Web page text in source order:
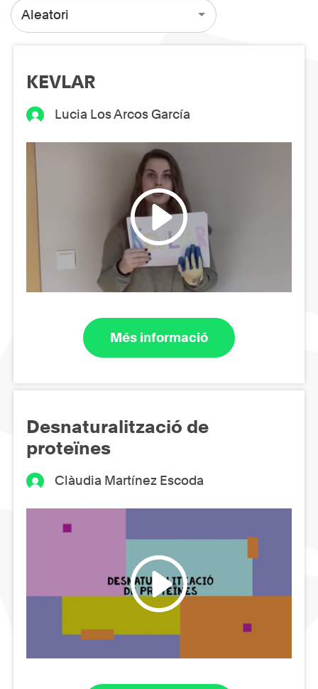
Aleatori
KEVLAR
Lucia Los Arcos García
Més informació
Desnaturalització de
proteïnes
Clàudia Martínez Escoda